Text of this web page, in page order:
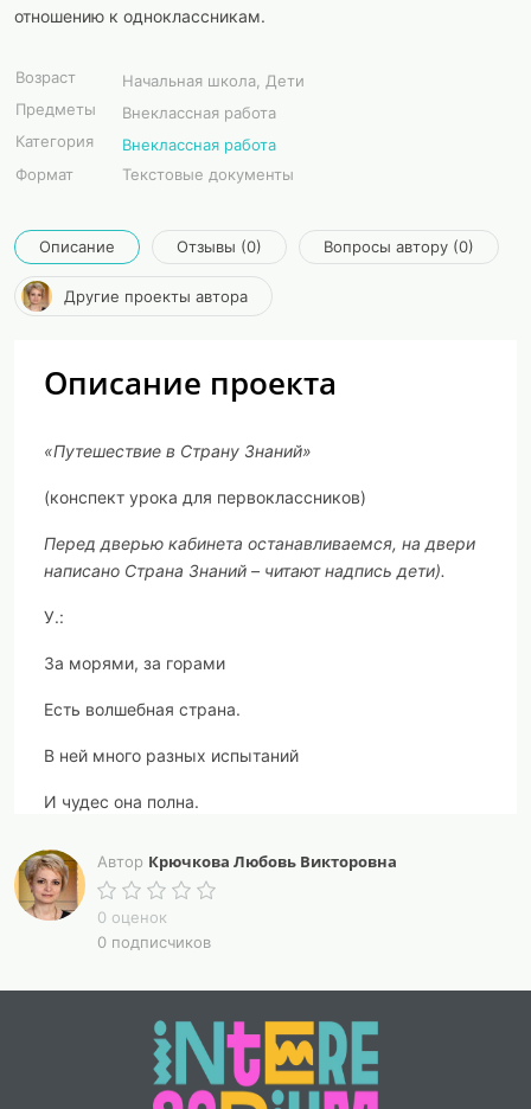
отношению к одноклассникам.
Возраст
Начальная школа, Дети
Предметы
Внеклассная работа
Категория
Внеклассная работа
Формат
Текстовые документы
Описание Отзывы (0) Вопросы автору (0)
Другие проекты автора
Описание проекта
«Путешествие в Страну Знаний»
(конспект урока для первоклассников)
Перед дверью кабинета останавливаемся, на двери
написано Страна Знаний – читают надпись дети).
У.:
За морями, за горами
Есть волшебная страна.
В ней много разных испытаний
И чудес она полна.
Мы будем путешествовать по ней
Много дней.
Что же это за страна Знаний?
Нам предстоит узнать.
Нужно только волшебные слова сказать…
- Ноу хау вау…
Автор Крючкова Любовь Викторовна
0 оценок
0 подписчиков